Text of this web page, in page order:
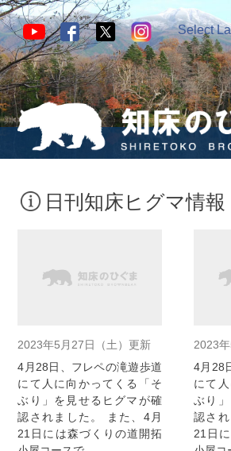
Select
日刊知床ヒグマ情報
2023年5月27日（土）更新
4月28日、フレペの滝遊歩道
にて人に向かってくる「そ
ぶり」を見せるヒグマが確
認されました。 また、4月
21日には森づくりの道開拓
2023
4月28
にて
ぶり
認さ
21日